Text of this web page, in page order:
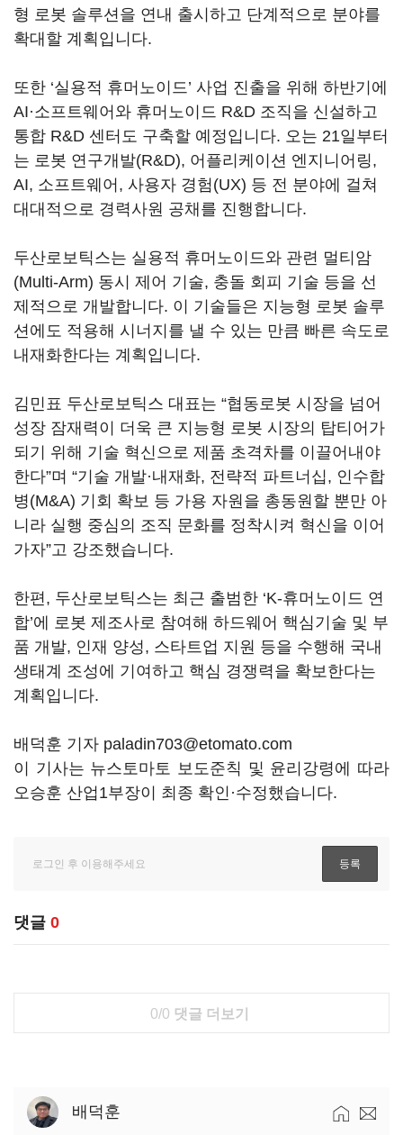
형 로봇 솔루션을 연내 출시하고 단계적으로 분야를
확대할 계획입니다.
또한 ‘실용적 휴머노이드’ 사업 진출을 위해 하반기에
AI·소프트웨어와 휴머노이드 R&D 조직을 신설하고
통합 R&D 센터도 구축할 예정입니다. 오는 21일부터
는 로봇 연구개발(R&D), 어플리케이션 엔지니어링,
AI, 소프트웨어 , 사용자 경험 (UX) 등 전 분야에 걸쳐
대대적으로 경력사원 공채를 진행합니다.
두산로보틱스는 실용적 휴머노이드와 관련 멀티암
(Multi-Arm) 동시 제어 기술, 충돌 회피 기술 등을 선
제적으로 개발합니다. 이 기술들은 지능형 로봇 솔루
션에도 적용해 시너지를 낼 수 있는 만큼 빠른 속도로
내재화한다는 계획입니다.
김민표 두산로보틱스 대표는 “협동로봇 시장을 넘어
성장 잠재력이 더욱 큰 지능형 로봇 시장의 탑티어가
되기 위해 기술 혁신으로 제품 초격차를 이끌어내야
한다”며 “기술 개발·내재화, 전략적 파트너십 , 인수합
병(M&A) 기회 확보 등 가용 자원을 총동원할 뿐만 아
니라 실행 중심의 조직 문화를 정착시켜 혁신을 이어
가자”고 강조했습니다.
한편, 두산로보틱스는 최근 출범한 ‘K-휴머노이드 연
합’에 로봇 제조사로 참여해 하드웨어 핵심기술 및 부
품 개발, 인재 양성, 스타트업 지원 등을 수행해 국내
생태계 조성에 기여하고 핵심 경쟁력을 확보한다는
계획입니다.
배덕훈 기자 paladin703@etomato.com
이 기사는 뉴스토마토 보도준칙 및 윤리강령에 따라
오승훈 산업1부장이 최종 확인·수정했습니다.
댓글 0
0/0 댓글 더보기
배덕훈